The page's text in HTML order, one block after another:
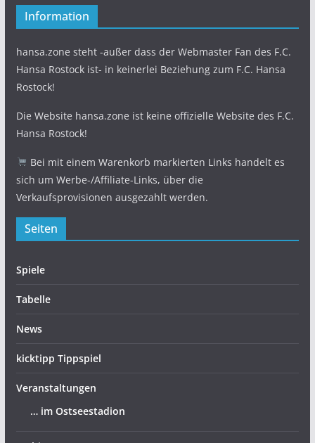
Information
hansa.zone steht -außer dass der Webmaster Fan des F.C.
Hansa Rostock ist- in keinerlei Beziehung zum F.C. Hansa
Rostock!
Die Website hansa.zone ist keine offizielle Website des F.C.
Hansa Rostock!
Bei mit einem Warenkorb markierten Links handelt es
sich um Werbe-/Affiliate-Links, über die
Verkaufsprovisionen ausgezahlt werden.
Seiten
Spiele
Tabelle
News
kicktipp Tippspiel
Veranstaltungen
… im Ostseestadion